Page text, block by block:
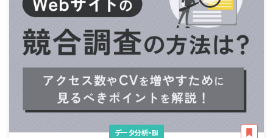
データ分析・BI